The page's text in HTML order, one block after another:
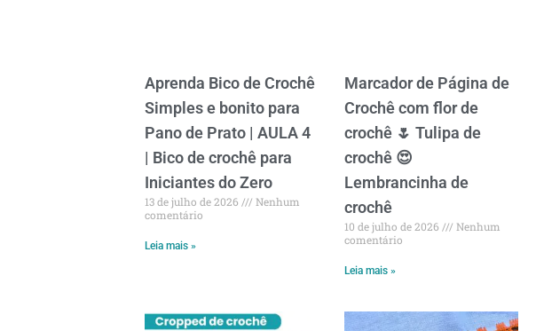
Aprenda Bico de Crochê
Simples e bonito para
Pano de Prato | AULA 4
| Bico de crochê para
Iniciantes do Zero
13 de julho de 2026
Nenhum
comentário
Leia mais »
Marcador de Página de
Crochê com flor de
crochê 🌷 Tulipa de
crochê 😍
Lembrancinha de
crochê
10 de julho de 2026
Nenhum
comentário
Leia mais »